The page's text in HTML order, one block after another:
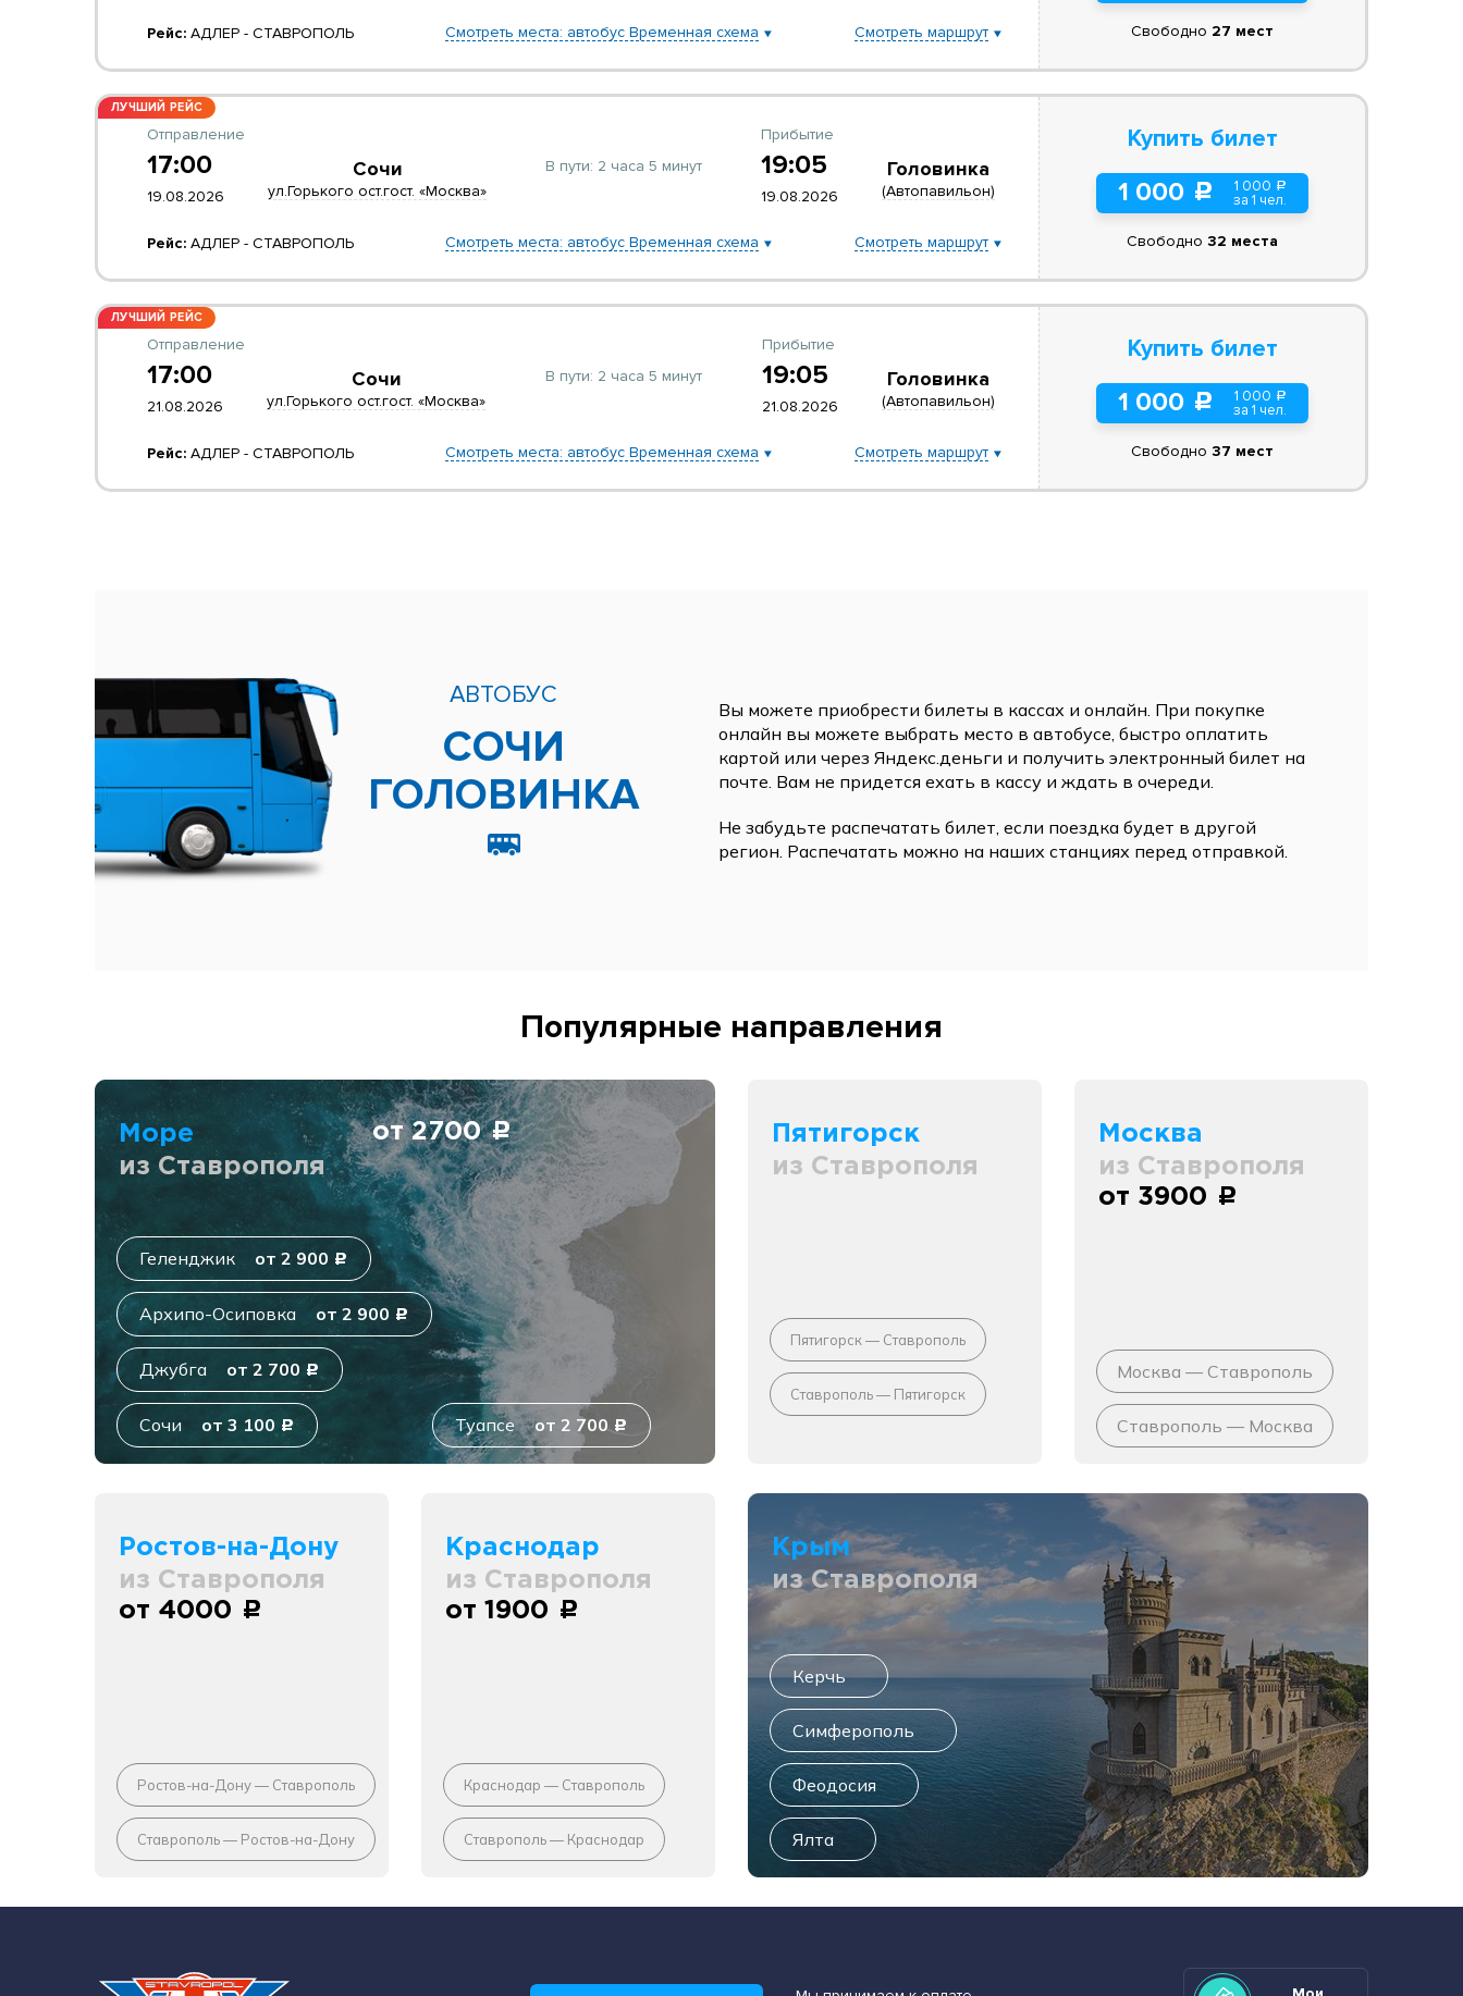
Рейс: АДЛЕР - СТАВРОПОЛЬ Смотреть места: автобус Временная схема Смотреть маршрут Свободно 27 мест
ЛУЧШИЙ РЕЙС
Отправление
17:00
19.08.2026
Сочи
ул.Горького ост.гост. «Москва»
В пути: 2 часа 5 минут
Прибытие
19:05
19.08.2026
Головинка
(Автопавильон)
Рейс: АДЛЕР - СТАВРОПОЛЬ Смотреть места: автобус Временная схема Смотреть маршрут
Купить билет
1 000 c 1 000 a
за 1 чел.
Свободно 32 места
ЛУЧШИЙ РЕЙС
Отправление
17:00
21.08.2026
Сочи
ул.Горького ост.гост. «Москва»
В пути: 2 часа 5 минут
Прибытие
19:05
21.08.2026
Головинка
(Автопавильон)
Рейс: АДЛЕР - СТАВРОПОЛЬ Смотреть места: автобус Временная схема Смотреть маршрут
Купить билет
1 000 c 1 000 a
за 1 чел.
Свободно 37 мест
АВТОБУС
СОЧИ
ГОЛОВИНКА
Вы можете приобрести билеты в кассах и онлайн. При покупке
онлайн вы можете выбрать место в автобусе, быстро оплатить
картой или через Яндекс.деньги и получить электронный билет на
почте. Вам не придется ехать в кассу и ждать в очереди.
Не забудьте распечатать билет, если поездка будет в другой
регион. Распечатать можно на наших станциях перед отправкой.
Популярные направления
Море
из Ставрополя
от 2700c
Геленджик от 2 900 c
Архипо-Осиповка от 2 900 c
Джубга от 2 700 c
Сочи от 3 100 c Туапсе от 2 700c
Пятигорск
из Ставрополя
Пятигорск — Ставрополь
Ставрополь — Пятигорск
Москва
из Ставрополя
от 3900 c
Москва — Ставрополь
Ставрополь — Москва
Ростов-на-Дону
из Ставрополя
от 4000 c
Ростов-на-Дону — Ставрополь
Ставрополь — Ростов-на-Дону
Краснодар
из Ставрополя
от 1900 c
Краснодар — Ставрополь
Ставрополь — Краснодар
Крым
из Ставрополя
Керчь
Симферополь
Феодосия
Ялта